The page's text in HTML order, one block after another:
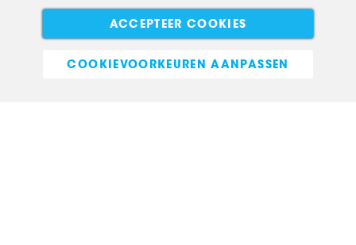
Algemene voorwaarden
Privacy policy
E-commerce
ACCEPTEER COOKIES
COOKIEVOORKEUREN AANPASSEN